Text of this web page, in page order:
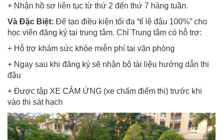
+ Nhận hồ sơ liên tục từ thứ 2 đến thứ 7 hàng tuần.
Và Đặc Biệt: Để tạo điều kiện tối đa “tỉ lệ đậu 100%” cho
học viên đăng ký tại trung tâm. Chỉ Trung tâm có hỗ trợ:
+ Hỗ trợ khám sức khỏe miễn phí tại văn phòng
+ Ngay sau khi đăng ký sẽ nhận bộ tài liệu hướng dẫn thi
đậu
+ Được tập XE CẢM ỨNG (xe chấm điểm thi) trước khi
vào thi sát hạch